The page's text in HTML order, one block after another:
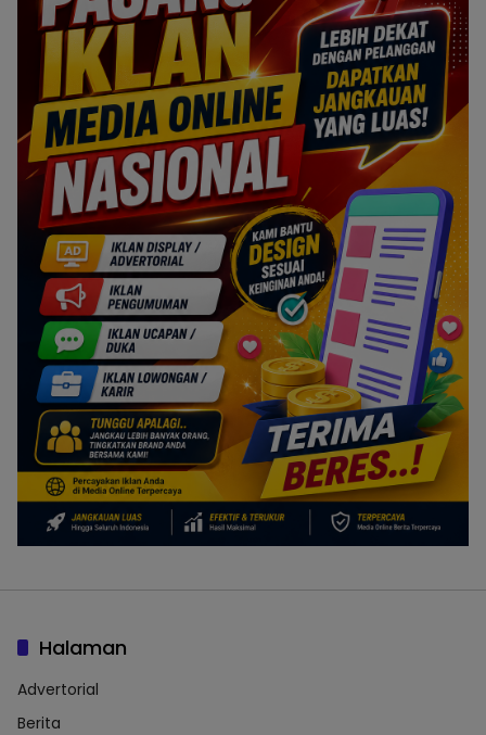
Halaman
Advertorial
Berita